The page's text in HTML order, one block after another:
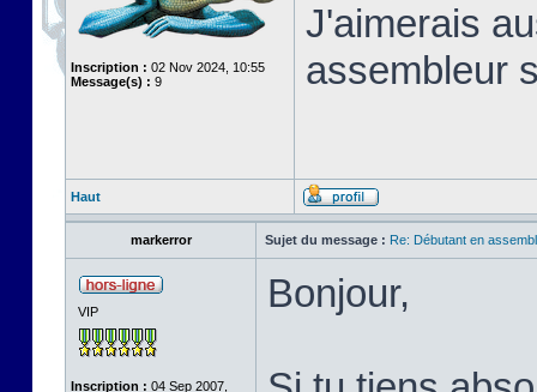
Inscription : 02 Nov 2024, 10:55
Message(s) : 9
J'aimerais
assembleur
Haut
markerror Sujet du message : Re: Débutant en
VIP
Inscription : 04 Sep 2007,
Bonjour,